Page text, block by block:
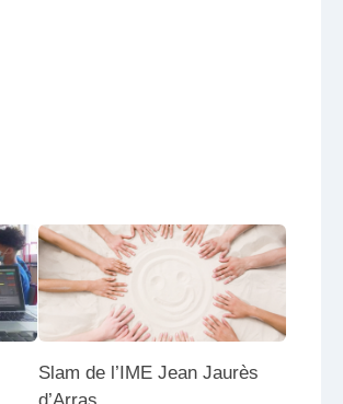
Slam de l’IME Jean Jaurès